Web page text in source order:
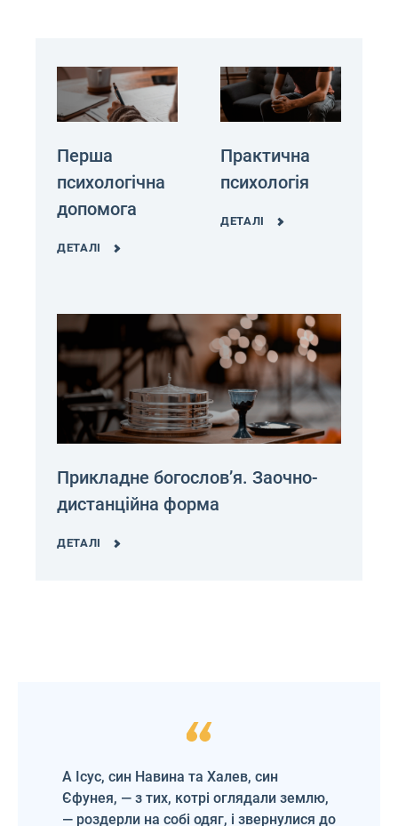
Перша
психологічна
допомога
ДЕТАЛІ
Практична
психологія
ДЕТАЛІ
Прикладне богослов’я. Заочно-
дистанційна форма
ДЕТАЛІ
А Ісус, син Навина та Халев, син
Єфунея, — з тих, котрі оглядали землю,
— роздерли на собі одяг, і звернулися до